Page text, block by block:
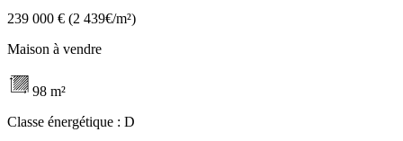
239 000 € (2 439€/m²)
Maison à vendre
98 m²
Classe énergétique : D